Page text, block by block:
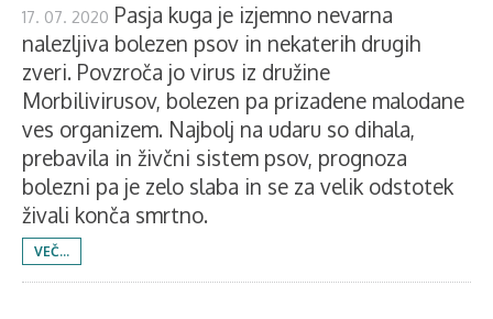
17. 07. 2020 Pasja kuga je izjemno nevarna
nalezljiva bolezen psov in nekaterih drugih
zveri. Povzroča jo virus iz družine
Morbilivirusov, bolezen pa prizadene malodane
ves organizem. Najbolj na udaru so dihala,
prebavila in živčni sistem psov, prognoza
bolezni pa je zelo slaba in se za velik odstotek
živali konča smrtno.
VEČ...